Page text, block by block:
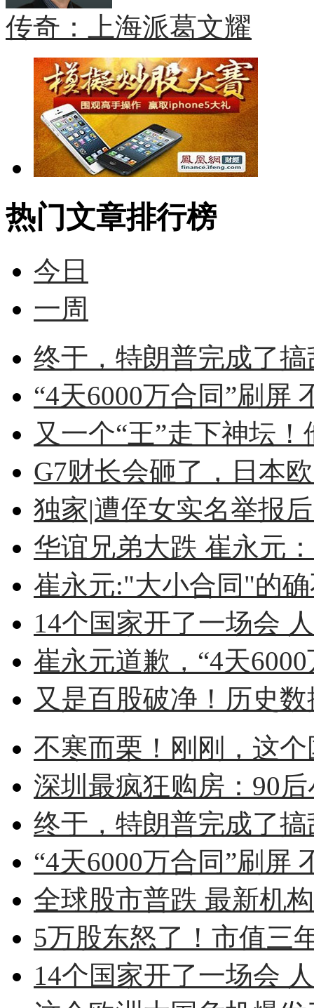
传奇：上海派葛文耀
热门文章排行榜
今日
一周
终于，特朗普完成了
“4天6000万合同”刷屏
又一个“王”走下神坛
G7财长会砸了，日本
独家|遭侄女实名举报
华谊兄弟大跌 崔永元
崔永元:"大小合同"的
14个国家开了一场会
崔永元道歉，“4天
又是百股破净！历史
不寒而栗！刚刚，这
深圳最疯狂购房：90
终于，特朗普完成了
“4天6000万合同”刷屏
全球股市普跌 最新机
5万股东怒了！市值三
14个国家开了一场会